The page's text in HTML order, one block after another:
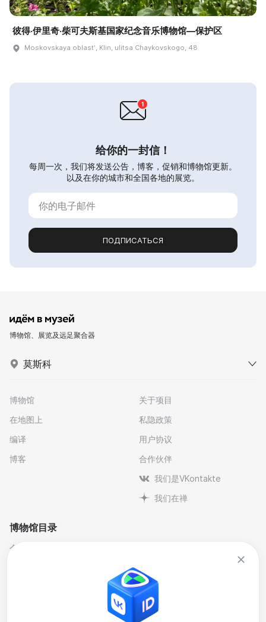
彼得·伊里奇·柴可夫斯基国家纪念音乐博物馆—保护区
Moskovskaya oblastʹ, Klin, ulitsa Chaykovskogo, 48
给你的一封信！
每周一次，我们将发送公告，博客，促销和博物馆更新。
以及在你的城市和全国各地的展览。
ПОДПИСАТЬСЯ
博物馆、展览及远足聚合器
莫斯科
博物馆
在地图上
编译
博客
关于项目
私隐政策
用户协议
合作伙伴
我们是VKontakte
我们在禅
博物馆目录
个人与纪念博物馆
自然科学博物馆
艺术
行业